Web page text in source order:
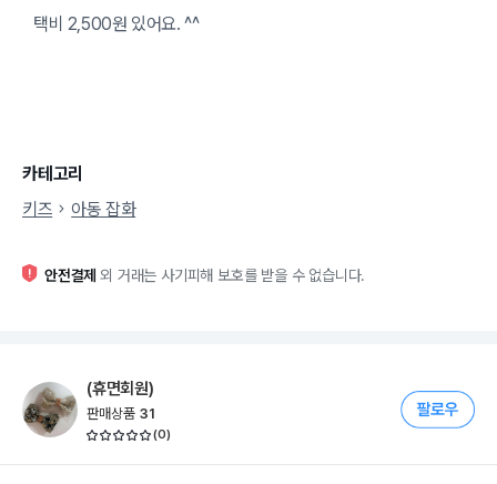
택비 2,500원 있어요. ^^
카테고리
키즈
아동 잡화
안전결제 외 거래는 사기피해 보호를 받을 수 없습니다.
(휴면회원)
판매상품 31
(0)